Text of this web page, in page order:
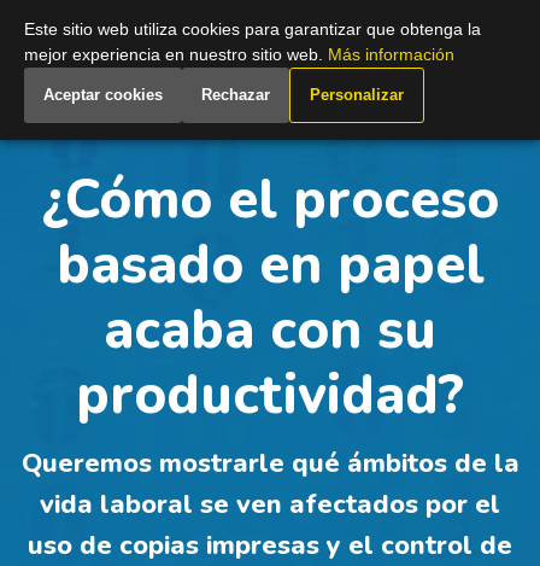
Spain
¿Cómo el proceso
basado en papel
acaba con su
productividad?
Queremos mostrarle qué ámbitos de la
vida laboral se ven afectados por el
uso de copias impresas y el control de
Este sitio web utiliza cookies para garantizar que obtenga la
mejor experiencia en nuestro sitio web. Más información
Aceptar cookies Rechazar Personalizar